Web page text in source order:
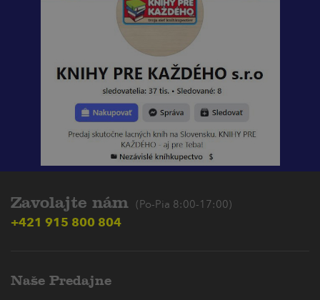
Zavolajte nám (Po-Pia 8:00-17:00)
+421 915 800 804
Naše Predajne